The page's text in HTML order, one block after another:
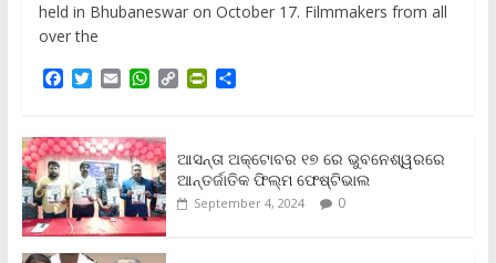
held in Bhubaneswar on October 17. Filmmakers from all
over the
F
e
b
o
o
k
T
t
t
e
r
E
i
l
W
t
s
A
p
p
C
L
i
n
k
P
t
F
r
i
S
e
ଆସନ୍ତା ଅକ୍ଟୋବର ୧୭ ରେ ଭୁବନେଶ୍ୱରରେ
ଆନ୍ତର୍ଜାତିକ ଫିଲ୍ମ ଫେଷ୍ଟିଭାଲ
September 4, 2024 0